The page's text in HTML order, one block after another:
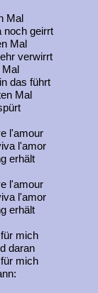
Mal
noch geirrt
Mal
verwirrt
das führt
Mal
l'amour
l'amor
erhält
l'amour
l'amor
erhält
mich
daran
mich